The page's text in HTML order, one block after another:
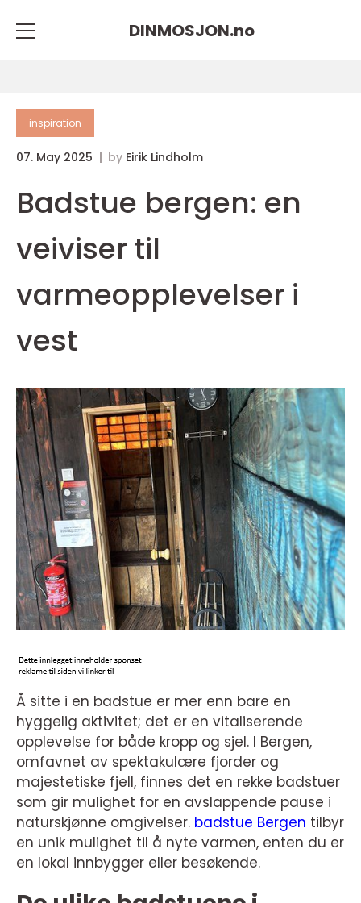
DINMOSJON.no
inspiration
07. May 2025 by Eirik Lindholm
Badstue bergen: en
veiviser til
varmeopplevelser i
vest
Å sitte i en badstue er mer enn bare en
hyggelig aktivitet; det er en vitaliserende
opplevelse for både kropp og sjel. I Bergen,
omfavnet av spektakulære fjorder og
majestetiske fjell, finnes det en rekke badstuer
som gir mulighet for en avslappende pause i
naturskjønne omgivelser. badstue Bergen tilbyr
en unik mulighet til å nyte varmen, enten du er
en lokal innbygger eller besøkende.